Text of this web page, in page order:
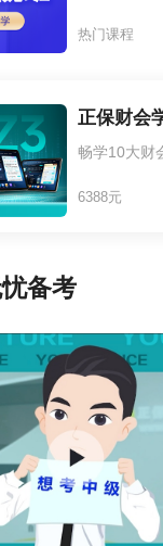
热门课程
正保财会
畅学10大财
6388元
备考